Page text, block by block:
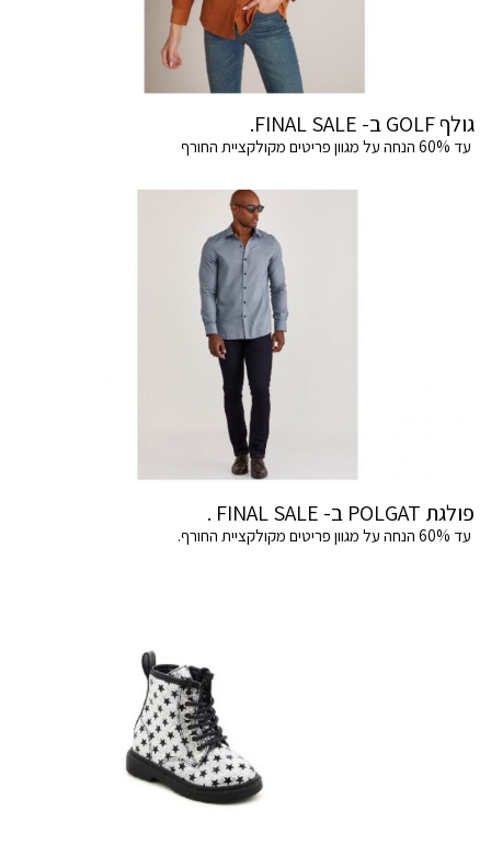
גולף GOLF ב- FINAL SALE.
עד 60% הנחה על מגוון פריטים מקולקציית החורף
פולגת POLGAT ב- FINAL SALE .
עד 60% הנחה על מגוון פריטים מקולקציית החורף.